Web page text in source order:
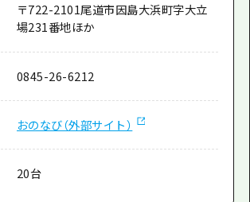
〒722-2101尾道市因島大浜町字大立
場231番地ほか
0845-26-6212
おのなび（外部サイト）
20台